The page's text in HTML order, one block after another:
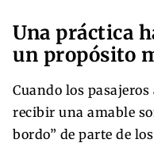
Una práctica
un propósito
Cuando los
recibir una amable
bordo” de parte de